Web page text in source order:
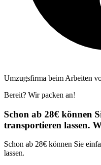
Umzugsfirma beim Arbeiten
Bereit? Wir packen an!
Schon ab 28€ können
transportieren lassen.
Schon ab 28€ können Sie
lassen.